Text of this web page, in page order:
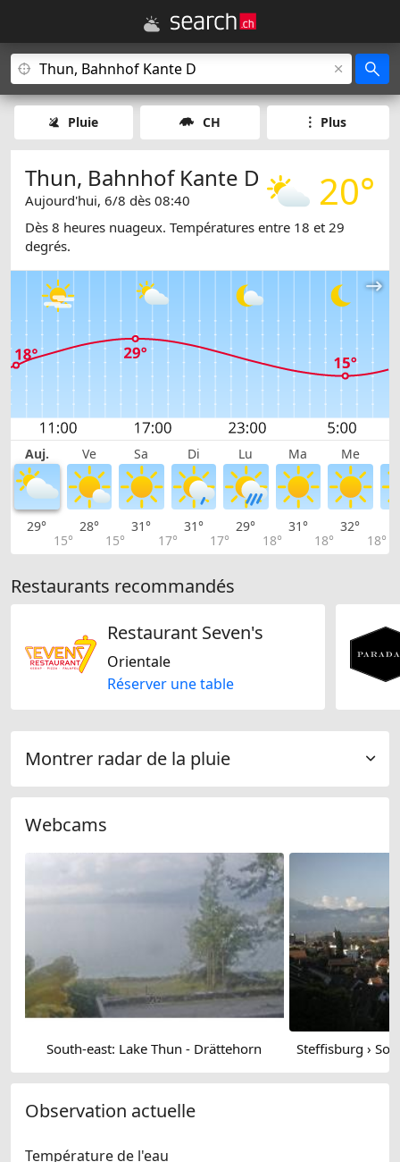
Pluie CH Plus
20°
Thun, Bahnhof Kante D
Aujourd'hui, 6/8 dès 08:40
Dès 8 heures nuageux. Températures entre 18 et 29
degrés.
Auj. Ve Sa Di Lu Ma Me
29°
15°
28°
15°
31°
17°
31°
17°
29°
18°
31°
18°
32°
18°
Restaurants recommandés
Restaurant Seven's
Orientale
Réserver une table
Montrer radar de la pluie
Webcams
South-east: Lake Thun - Drättehorn
Observation actuelle
Température de l'eau